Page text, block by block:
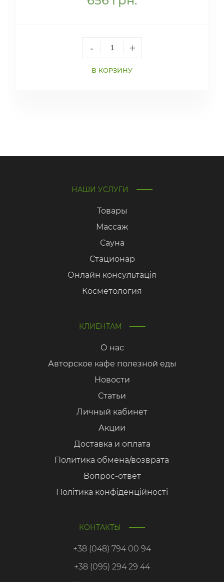
- +
В КОРЗИНУ
НАШИ УСЛУГИ
Товары
Массаж
Сауна
Стационар
Онлайн консультація
Косметология
КЛИЕНТАМ
О нас
Авторское кафе полезной еды
Новости
Статьи
Личный кабинет
Акции
Доставка и оплата
Политика обмена/возврата
Вопрос-ответ
Політика конфіденційності
КОНТАКТЫ
+38 (048) 794 00 94
+38 (095) 294 29 44